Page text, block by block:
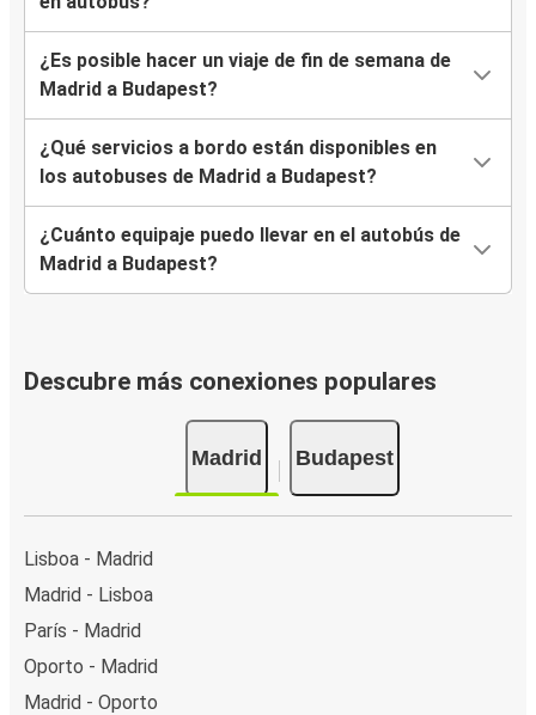
¿Es posible hacer un viaje de fin de semana de
Madrid a Budapest?
¿Qué servicios a bordo están disponibles en
los autobuses de Madrid a Budapest?
¿Cuánto equipaje puedo llevar en el autobús de
Madrid a Budapest?
Descubre más conexiones populares
Madrid Budapest
Lisboa - Madrid
Madrid - Lisboa
París - Madrid
Oporto - Madrid
Madrid - Oporto